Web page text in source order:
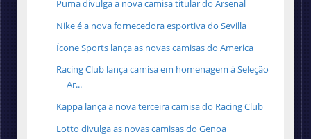
Puma divulga a nova camisa titular do Arsenal
Nike é a nova fornecedora esportiva do Sevilla
Ícone Sports lança as novas camisas do America
Racing Club lança camisa em homenagem à Seleção
Ar...
Kappa lança a nova terceira camisa do Racing Club
Lotto divulga as novas camisas do Genoa